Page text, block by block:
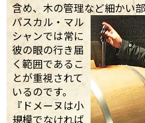
含め、木の管理など細かい
パスカル・マル
シャンでは常に
彼の眼の行き届
く範囲であるこ
とが重視されて
いるのです。
『ドメーヌは小
規模でなければ